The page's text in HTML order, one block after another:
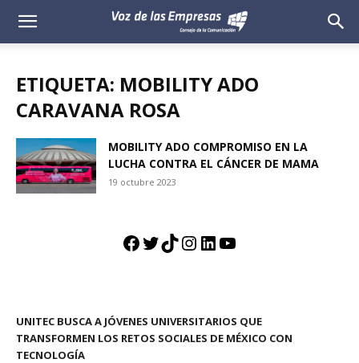
Voz
Empresas
ETIQUETA: MOBILITY ADO
CARAVANA ROSA
MOBILITY ADO COMPROMISO EN LA
LUCHA CONTRA EL CÁNCER DE MAMA
19 octubre 2023
Facebook
Twitter
TikTok
Instagram
LinkedIn
YouTube
UNITEC BUSCA A JÓVENES UNIVERSITARIOS QUE
TRANSFORMEN LOS RETOS SOCIALES DE MÉXICO CON
TECNOLOGÍA